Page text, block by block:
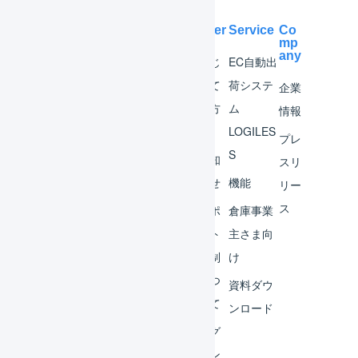
Help Center
はじ
めて
の方
お知
らせ
サポ
ート
体制
につ
いて
ログ
イン
Service
EC自動出
荷システ
ム
LOGILES
S
機能
倉庫事業
主さま向
け
資料ダウ
ンロード
Co
mp
any
企業
情報
プレ
スリ
リー
ス